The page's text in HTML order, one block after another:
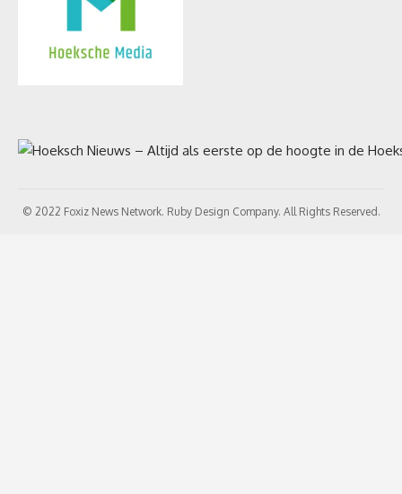
© 2022 Foxiz News Network. Ruby Design Company. All Rights Reserved.